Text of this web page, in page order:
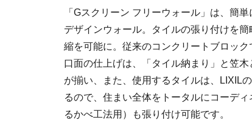
「Gスクリーン フリーウォール」は、簡
デザインウォール。タイルの張り付けを
縮を可能に。従来のコンクリートブロッ
口面の仕上げは、「タイル納まり」と笠
が揃い、また、使用するタイルは、LIXIL
るので、住まい全体をトータルにコーデ
るかべ工法用）も張り付け可能です。